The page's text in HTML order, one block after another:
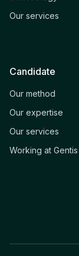
Our services
Candidate
Our method
Our expertise
Our services
Working at Gentis